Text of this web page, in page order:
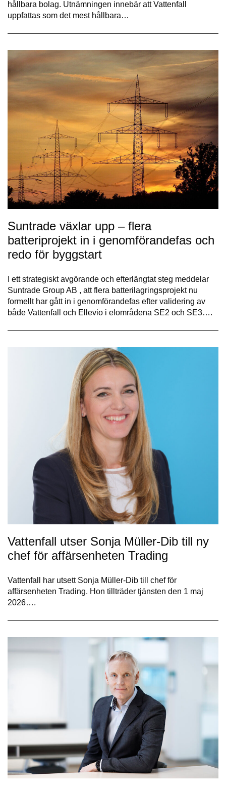
hållbara bolag. Utnämningen innebär att Vattenfall
uppfattas som det mest hållbara…
Suntrade växlar upp – flera
batteriprojekt in i genomförandefas och
redo för byggstart
I ett strategiskt avgörande och efterlängtat steg meddelar
Suntrade Group AB , att flera batterilagringsprojekt nu
formellt har gått in i genomförandefas efter validering av
både Vattenfall och Ellevio i elområdena SE2 och SE3….
Vattenfall utser Sonja Müller-Dib till ny
chef för affärsenheten Trading
Vattenfall har utsett Sonja Müller-Dib till chef för
affärsenheten Trading. Hon tillträder tjänsten den 1 maj
2026….